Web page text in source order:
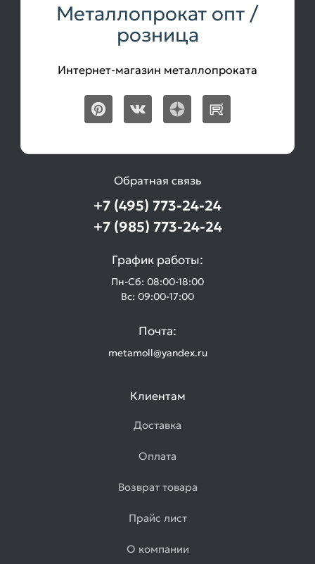
Металлопрокат опт /
розница
Интернет-магазин металлопроката
Обратная связь
+7 (495) 773-24-24
+7 (985) 773-24-24
График работы:
Пн-Сб: 08:00-18:00
Вс: 09:00-17:00
Почта:
metamoll@yandex.ru
Клиентам
Доставка
Оплата
Возврат товара
Прайс лист
О компании